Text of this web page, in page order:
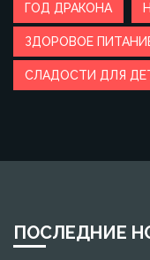
ГОД ДРАКОНА
ЗДОРОВОЕ
СЛАДОСТИ ДЛЯ
ПОСЛЕДНИЕ